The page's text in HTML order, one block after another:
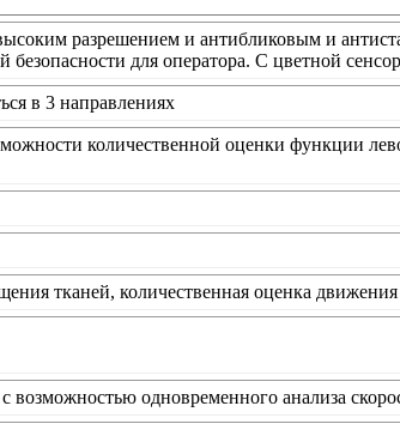
разрешением и антибликовым и
безопасности для оператора. С цветной
в 3 направлениях
количественной оценки функции
тканей, количественная оценка движения
возможностью одновременного анализа